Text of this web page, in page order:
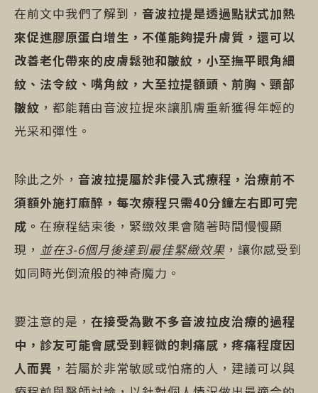
在前文中我們了解到， 音波拉提是透過點狀式加熱
來促進膠原蛋白增生，不僅能夠提升膚質，還可以
改善老化帶來的皮膚鬆弛和皺紋，小至撫平眼角細
紋、法令紋、嘴角紋，大至拉提額頭、前胸、頸部
皺紋 ，都能藉由音波拉提來讓肌膚重新獲得年輕的
光采和彈性。
除此之外， 音波拉提屬於非侵入式療程，治療前不
須額外施打麻醉，每次療程只需40分鐘左右即可完
成。 在療程結束後，緊緻效果會隨著時間慢慢顯
現， 並在3-6個月後達到最佳緊緻效果 ，讓你感受到
如同時光倒流般的神奇魔力。
要注意的是， 在接受為數不多音波拉皮治療的過程
中，診友可能會感受到輕微的刺痛感，疼痛程度因
人而異 ，若屬於非常敏感或怕痛的人，建議可以與